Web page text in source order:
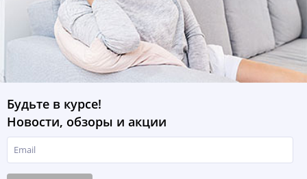
Будьте в курсе!
Новости, обзоры и акции